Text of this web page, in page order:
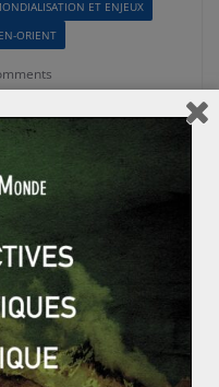
ET ENJEUX
ORIENT
bandes : la
les États-Unis
3)
(AIE),
une chute
de brut.